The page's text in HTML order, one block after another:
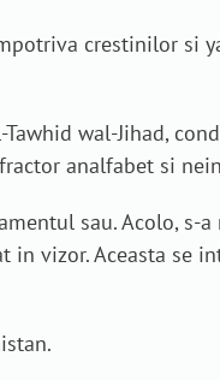
crestinilor si
wal-Jihad,
analfabet si
sau. Acolo, s-a
in vizor. Aceasta se